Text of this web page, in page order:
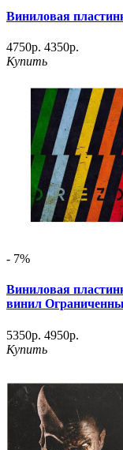
Виниловая
4750р. 4350р.
Купить
- 7%
Виниловая
винил
5350р. 4950р.
Купить